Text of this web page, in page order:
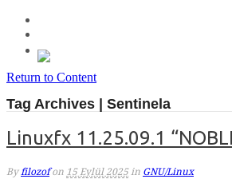
Return to Content
Tag Archives | Sentinela
Linuxfx 11.25.09.1
By filozof on 15 Eylül 2025 in GNU/Linux